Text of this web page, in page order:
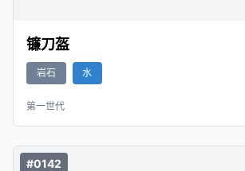
镰刀盔
岩石 水
第一世代
#0142